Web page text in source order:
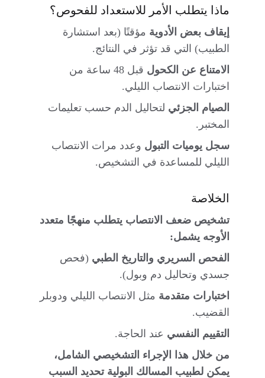
ماذا يتطلب الأمر للاستعداد للفحوص؟
إيقاف بعض الأدوية مؤقتًا (بعد استشارة
الطبيب) التي قد تؤثر في النتائج.
الامتناع عن الكحول
قبل 48 ساعة من
اختبارات الانتصاب الليلي.
الصيام الجزئي لتحاليل الدم حسب تعليمات
المختبر.
سجل يوميات التبول وعدد مرات الانتصاب
الليلي للمساعدة في التشخيص.
الخلاصة
تشخيص ضعف الانتصاب يتطلب منهجًا متعدد
الأوجه يشمل:
الفحص السريري والتاريخ الطبي (فحص
جسدي وتحاليل دم وبول).
اختبارات متقدمة مثل الانتصاب الليلي ودوبلر
القضيب.
التقييم النفسي عند الحاجة.
من خلال هذا الإجراء التشخيصي الشامل،
يمكن لطبيب المسالك البولية تحديد السبب